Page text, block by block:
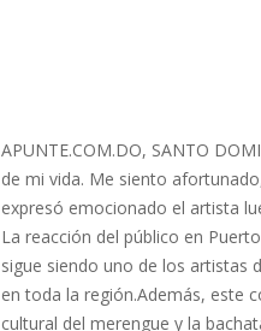
APUNTE.COM.DO, SANTO
de mi vida. Me siento
expresó emocionado el artista
La reacción del público en
sigue siendo uno de los artistas
en toda la región.Además, este
cultural del merengue y la